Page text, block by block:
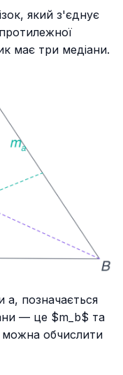
який з'єднує
має три медіани.
a, позначається
— це $m_b$ та
можна обчислити